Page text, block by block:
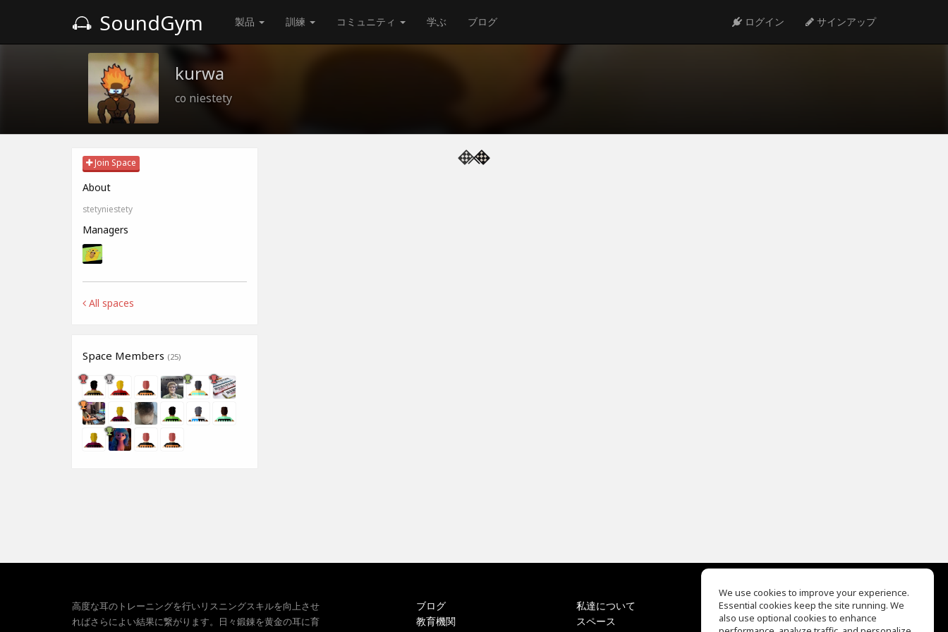
SoundGym 製品 訓練 コミュニティ 学ぶ ブログ ログイン サインアップ
kurwa
co niestety
Join Space
About
stetyniestety
Managers
All spaces
Space Members (25)
高度な耳のトレーニングを行いリスニングスキルを向上させ
ればさらによい結果に繋がります。日々鍛錬を黄金の耳に育
ブログ
教育機関
私達について
スペース
EQ Ear Training
Drum Machine
We use cookies to improve your experience.
Essential cookies keep the site running. We
also use optional cookies to enhance